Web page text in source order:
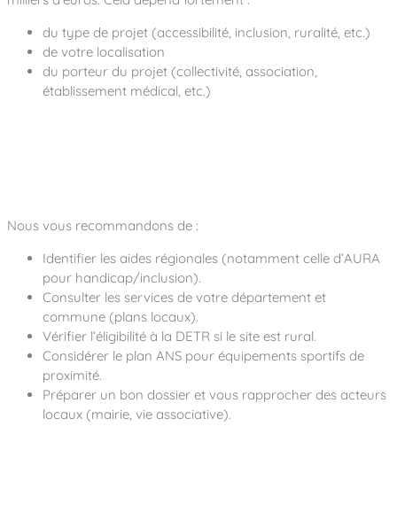
du type de projet (accessibilité, inclusion, ruralité, etc.)
de votre localisation
du porteur du projet (collectivité, association,
établissement médical, etc.)
Nous vous recommandons de :
Identifier les aides régionales (notamment celle d’AURA
pour handicap/inclusion).
Consulter les services de votre département et
commune (plans locaux).
Vérifier l’éligibilité à la DETR si le site est rural.
Considérer le plan ANS pour équipements sportifs de
proximité.
Préparer un bon dossier et vous rapprocher des acteurs
locaux (mairie, vie associative).